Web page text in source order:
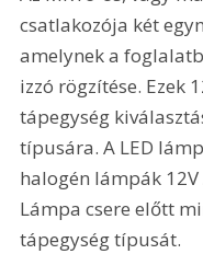
csatlakozója két
amelynek a
izzó rögzítése. Ezek
tápegység
típusára. A LED
halogén lámpák
Lámpa csere előtt
tápegység típusát.